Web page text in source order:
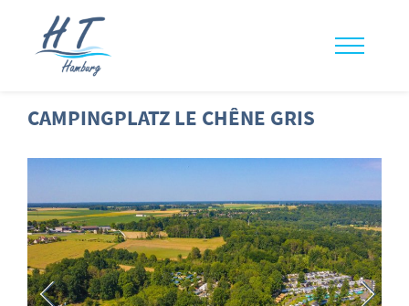
CAMPINGPLATZ LE CHÊNE GRIS